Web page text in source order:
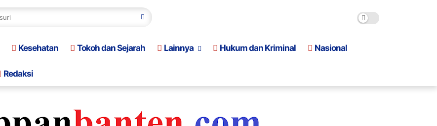
Kesehatan Tokoh dan Sejarah Lainnya Hukum dan Kriminal Nasional
Redaksi